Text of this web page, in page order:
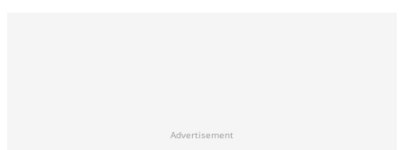
Advertisement